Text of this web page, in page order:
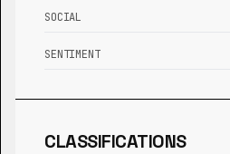
SOCIAL
SENTIMENT
CLASSIFICATIONS